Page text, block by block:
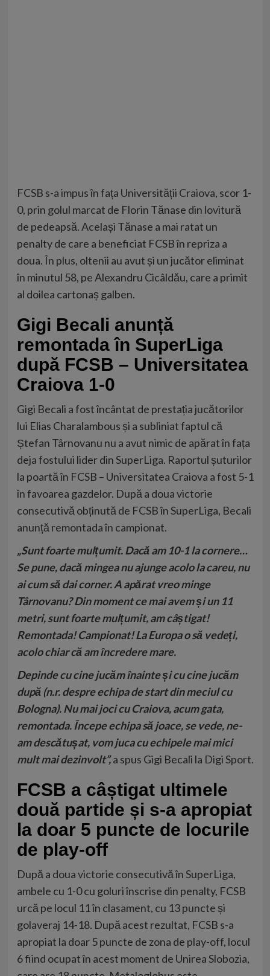
FCSB s-a impus în fața Universității Craiova, scor 1-
0, prin golul marcat de Florin Tănase din lovitură
de pedeapsă. Același Tănase a mai ratat un
penalty de care a beneficiat FCSB în repriza a
doua. În plus, oltenii au avut și un jucător eliminat
în minutul 58, pe Alexandru Cicâldău, care a primit
al doilea cartonaș galben.
Gigi Becali anunță
remontada în SuperLiga
după FCSB – Universitatea
Craiova 1-0
Gigi Becali a fost încântat de prestația jucătorilor
lui Elias Charalambous și a subliniat faptul că
Ștefan Târnovanu nu a avut nimic de apărat în fața
deja fostului lider din SuperLiga. Raportul șuturilor
la poartă în FCSB – Universitatea Craiova a fost 5-1
în favoarea gazdelor. După a doua victorie
consecutivă obținută de FCSB în SuperLiga, Becali
anunță remontada în campionat.
„Sunt foarte mulțumit. Dacă am 10-1 la cornere…
Se pune, dacă mingea nu ajunge acolo la careu, nu
ai cum să dai corner. A apărat vreo minge
Târnovanu? Din moment ce mai avem și un 11
metri, sunt foarte mulțumit, am câștigat!
Remontada! Campionat!La Europa o să vedeți,
acolo chiar că am încredere mare.
Depinde cu cine jucăm înainte și cu cine jucăm
după (n.r. despre echipa de start din meciul cu
Bologna). Nu mai joci cu Craiova, acum gata,
remontada. Începe echipa să joace, se vede, ne-
am descătușat, vom juca cu echipele mai mici
mult mai dezinvolt”,a spus Gigi Becali la Digi Sport.
FCSB a câștigat ultimele
două partide și s-a apropiat
la doar 5 puncte de locurile
de play-off
După a doua victorie consecutivă în SuperLiga,
ambele cu 1-0 cu goluri înscrise din penalty, FCSB
urcă pe locul 11 în clasament, cu 13 puncte și
golaveraj 14-18. După acest rezultat, FCSB s-a
apropiat la doar 5 puncte de zona de play-off, locul
6 fiind ocupat în acest moment de Unirea Slobozia,